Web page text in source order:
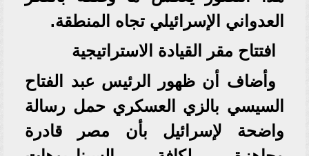
العدواني الإسرائيلي تجاه المنطقة.
افتتاح مقر القيادة الاستراتيجية
وأضاف أن ظهور الرئيس عبد الفتاح
السيسي بالزي العسكري حمل رسالة
واضحة لإسرائيل بأن مصر قادرة